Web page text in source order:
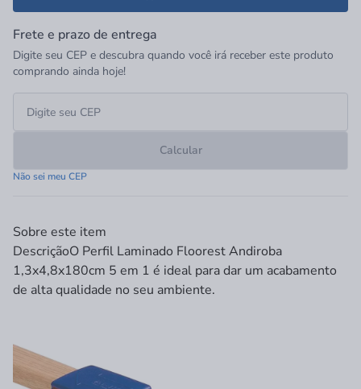
Frete e prazo de entrega
Digite seu CEP e descubra quando você irá receber este produto
comprando ainda hoje!
Calcular
Não sei meu CEP
Sobre este item
DescriçãoO Perfil Laminado Floorest Andiroba
1,3x4,8x180cm 5 em 1 é ideal para dar um acabamento
de alta qualidade no seu ambiente.